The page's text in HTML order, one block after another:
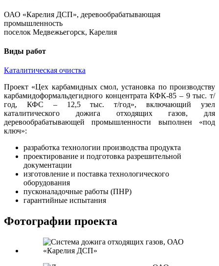
ОАО «Карелия ДСП», деревообрабатывающая
промышленность
поселок Медвежьегорск, Карелия
Виды работ
Каталитическая очистка
Проект «Цех карбамидных смол, установка по производству
карбамидоформальдегидного концентрата КФК-85 – 9 тыс. т/
год, КФС – 12,5 тыс. т/год», включающий узел
каталитического дожига отходящих газов, для
деревообрабатывающей промышленности выполнен «под
ключ»:
разработка технологии производства продукта
проектирование и подготовка разрешительной
документации
изготовление и поставка технологического
оборудования
пусконаладочные работы (ПНР)
гарантийные испытания
Фотографии проекта